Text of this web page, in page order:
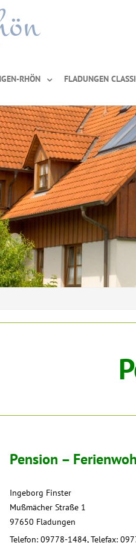
RHÖN FLADUNGEN
Pension –
Ingeborg Finster
Mußmächer Straße 1
97650 Fladungen
Telefon: 09778-1484, Telefax: